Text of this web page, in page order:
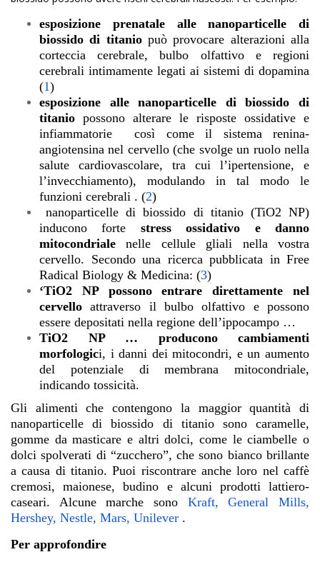
esposizione prenatale alle nanoparticelle di
biossido di titaniopuò provocare alterazioni alla
corteccia cerebrale, bulbo olfattivo e regioni
cerebrali intimamente legati ai sistemi di dopamina
(1)
esposizione alle nanoparticelle di biossido di
titanio possono alterare le risposte ossidative e
infiammatorie così come il sistema renina-
angiotensina nel cervello (che svolge un ruolo nella
salute cardiovascolare, tra cui l’ipertensione, e
l’invecchiamento), modulando in tal modo le
funzioni cerebrali . (2)
nanoparticelle di biossido di titanio (TiO2 NP)
inducono forte stress ossidativo e danno
mitocondriale nelle cellule gliali nella vostra
cervello. Secondo una ricerca pubblicata in Free
Radical Biology & Medicina: (3)
‘TiO2 NP possono entrare direttamente nel
cervelloattraverso il bulbo olfattivo e possono
essere depositati nella regione dell’ippocampo …
TiO2 NP … producono cambiamenti
morfologici, i danni dei mitocondri, e un aumento
del potenziale di membrana mitocondriale,
indicando tossicità.
Gli alimenti che contengono la maggior quantità di
nanoparticelle di biossido di titanio sono caramelle,
gomme da masticare e altri dolci, come le ciambelle o
dolci spolverati di “zucchero”, che sono bianco brillante
a causa di titanio. Puoi riscontrare anche loro nel caffè
cremosi, maionese, budino e alcuni prodotti lattiero-
caseari. Alcune marche sono Kraft, General Mills,
Hershey, Nestle, Mars, Unilever .
Per approfondire